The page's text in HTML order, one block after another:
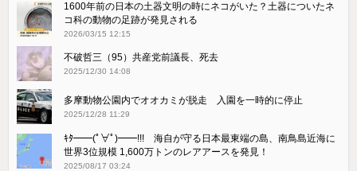
1600年前の日本の土器文明の時にネコがいた？土器についたネ
コ科の動物の足跡が発見される
2026/03/15 12:15
不破哲三（95）共産党前議長、死去
2025/12/30 14:08
多摩動物公園内でオオカミが脱走 入園を一時的に停止
2025/12/28 11:29
ｷﾀ━━(ﾟ∀ﾟ)━━!!! 海自が守る日本最東端の島、南鳥島近海に
世界3位規模 1,600万トンのレアアースを発見！
2025/08/17 03:24